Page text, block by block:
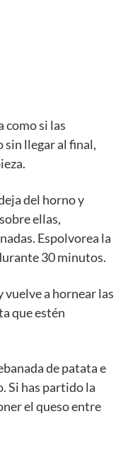
como si las
sin llegar al final,
del horno y
ellas,
Espolvorea la
30 minutos.
vuelve a hornear las
que estén
de patata e
Si has partido la
el queso entre